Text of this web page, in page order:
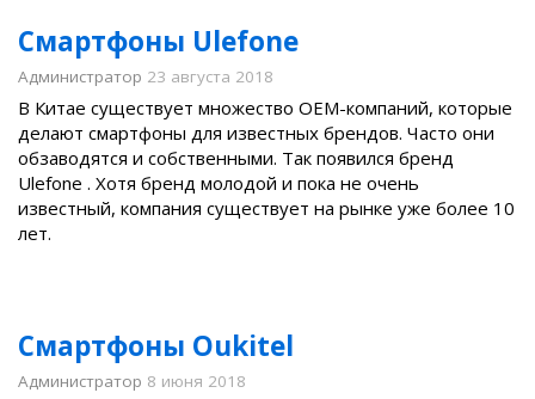
Смартфоны Ulefone
Администратор 23 августа 2018
В Китае существует множество OEM-компаний, которые
делают смартфоны для известных брендов. Часто они
обзаводятся и собственными. Так появился бренд
Ulefone . Хотя бренд молодой и пока не очень
известный, компания существует на рынке уже более 10
лет.
Смартфоны Oukitel
Администратор 8 июня 2018